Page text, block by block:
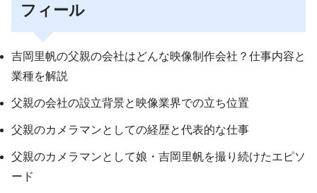
フィール
吉岡里帆の父親の会社はどんな映像制作会社？仕事内容と
業種を解説
父親の会社の設立背景と映像業界での立ち位置
父親のカメラマンとしての経歴と代表的な仕事
父親のカメラマンとして娘・吉岡里帆を撮り続けたエピソ
ード